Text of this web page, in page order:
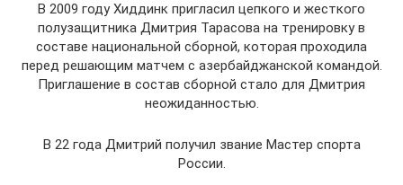
В 2009 году Хиддинк пригласил цепкого и жесткого
полузащитника Дмитрия Тарасова на тренировку в
составе национальной сборной, которая проходила
перед решающим матчем с азербайджанской командой.
Приглашение в состав сборной стало для Дмитрия
неожиданностью.
В 22 года Дмитрий получил звание Мастер спорта
России.